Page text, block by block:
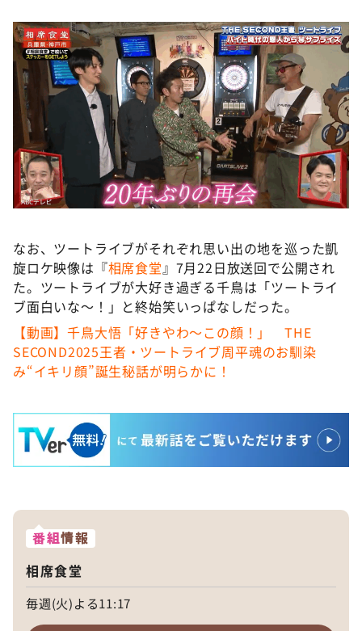
なお、ツートライブがそれぞれ思い出の地を巡った凱
旋ロケ映像は『相席食堂』7月22日放送回で公開され
た。ツートライブが大好き過ぎる千鳥は「ツートライ
ブ面白いな～！」と終始笑いっぱなしだった。
【動画】千鳥大悟「好きやわ～この顔！」 THE
SECOND2025王者・ツートライブ周平魂のお馴染
み“イキリ顔”誕生秘話が明らかに！
番組情報
相席食堂
毎週(火)よる11:17